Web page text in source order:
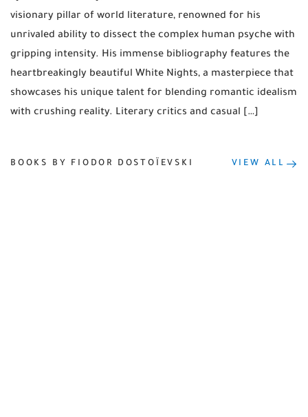
visionary pillar of world literature, renowned for his
unrivaled ability to dissect the complex human psyche with
gripping intensity. His immense bibliography features the
heartbreakingly beautiful White Nights, a masterpiece that
showcases his unique talent for blending romantic idealism
with crushing reality. Literary critics and casual […]
BOOKS BY FIODOR DOSTOÏEVSKI VIEW ALL